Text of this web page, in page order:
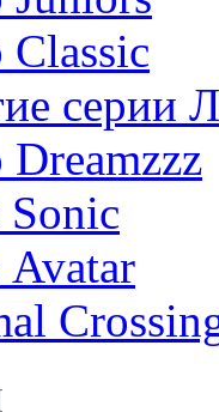
Classic
серии
Dreamzzz
Sonic
Avatar